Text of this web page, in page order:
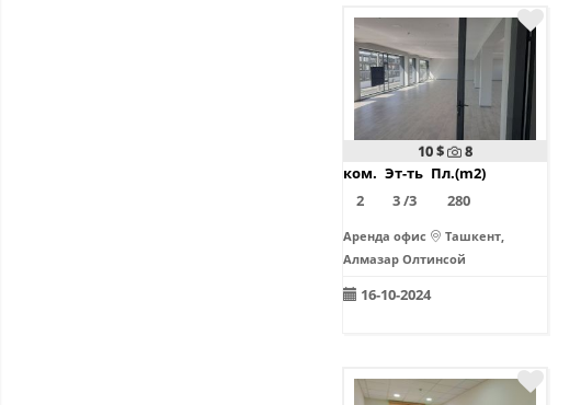
10 $
8
ком.
2
Эт-ть
3 /3
Пл.(m2)
280
Аренда офис
Ташкент,
Алмазар Олтинсой
16-10-2024